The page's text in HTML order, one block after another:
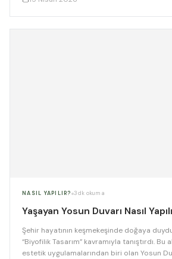
ekosistemdir. Peki, kendi bahçenizde bu
nasıl kurarsınız? İşte rehberiniz: 1. […]
NASIL YAPILIR? 3 dk okuma
Yaşayan Yosun Duvarı Nasıl
Şehir hayatının keşmekeşinde doğaya
“Biyofilik Tasarım” kavramıyla tanıştırdı. Bu
estetik uygulamalarından biri olan Yosun